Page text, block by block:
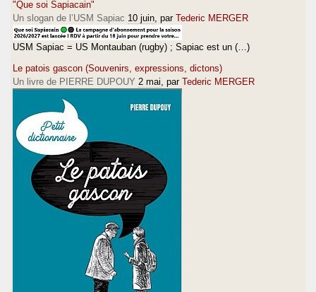
"Que soi Sapiacain"
Un slogan de l’USM Sapiac 10 juin , par Tederic MERGER
USM Sapiac = US Montauban (rugby) ; Sapiac est un (…)
Le patois gascon (Souvenirs, expressions, dictons)
Un livre de PIERRE DUPOUY 2 mai , par Tederic MERGER